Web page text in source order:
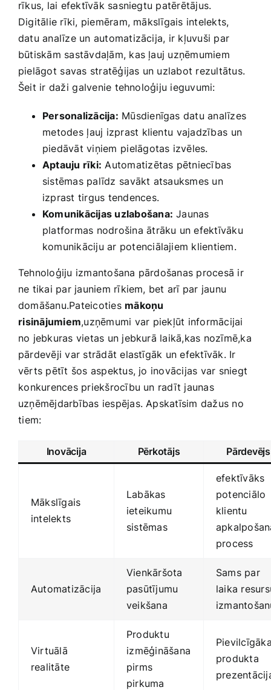
rīkus, lai efektīvāk sasniegtu patērētājus.
Digitālie ‌rīki, piemēram, ​mākslīgais‍ intelekts,
datu analīze​ un ‌automatizācija, ir kļuvuši par
būtiskām sastāvdaļām,‌ kas ‌ļauj ‌uzņēmumiem⁤
pielāgot⁤ savas stratēģijas un uzlabot rezultātus.⁣
Šeit ir daži⁤ galvenie tehnoloģiju ieguvumi:
Personalizācija: Mūsdienīgas ​datu analīzes
⁣metodes⁣ ļauj izprast klientu ⁣vajadzības ⁢un
piedāvāt viņiem⁣ pielāgotas izvēles.
Aptauju‍ rīki: Automatizētas pētniecības
‌sistēmas palīdz ⁣savākt atsauksmes un
izprast tirgus ‌tendences.
Komunikācijas uzlabošana: Jaunas‌
platformas nodrošina ātrāku un efektīvāku
komunikāciju ar ​potenciālajiem klientiem.
Tehnoloģiju izmantošana pārdošanas procesā ‌ir
ne tikai par jauniem rīkiem, bet arī par jaunu
domāšanu.Pateicoties mākoņu
⁤risinājumiem,uzņēmumi⁤ var piekļūt informācijai
no jebkuras vietas un jebkurā laikā,kas nozīmē,ka
pārdevēji var strādāt ‌elastīgāk un efektīvāk. ‌Ir
vērts pētīt šos ‌aspektus, jo ‍inovācijas var sniegt
⁣konkurences priekšrocību un ‌radīt jaunas
uzņēmējdarbības iespējas.‍ Apskatīsim dažus no
⁢tiem:
Inovācija Pērkotājs Pārdevējs
Mākslīgais
intelekts
Labākas
ieteikumu ​
sistēmas
efektīvāks
potenciālo
klientu
process
Automatizācija
Vienkāršota
pasūtījumu
veikšana
Sams par
laika
Virtuālā
realitāte
Produktu
⁤izmēģināšana
pirms
pirkuma
produkta​